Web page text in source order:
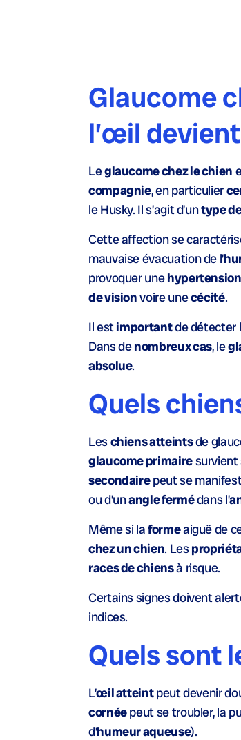
Glaucome
l’œil
Leglaucome chez le chien
compagnie, en particulier
le Husky. Il s’agit d’untype
Cette affection se
mauvaise évacuation de l’
provoquer une
de visionvoire unecécité.
Il estimportantde détecter
Dans denombreux cas, le
absolue.
Quels
Leschiens atteintsde
glaucome primairesurvient
secondairepeut se
ou d’unangle fermédans l’
Même si laformeaiguë de
chez un chien. Les
races de chiensà risque.
Certains signes doivent
indices.
Quels sont
L’œil atteintpeut devenir
cornéepeut se troubler, la
d’humeur aqueuse).